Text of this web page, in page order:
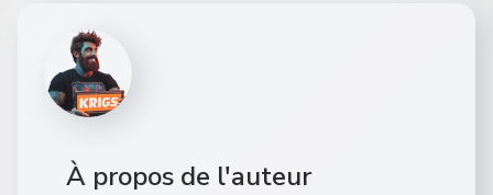
À propos de l'auteur